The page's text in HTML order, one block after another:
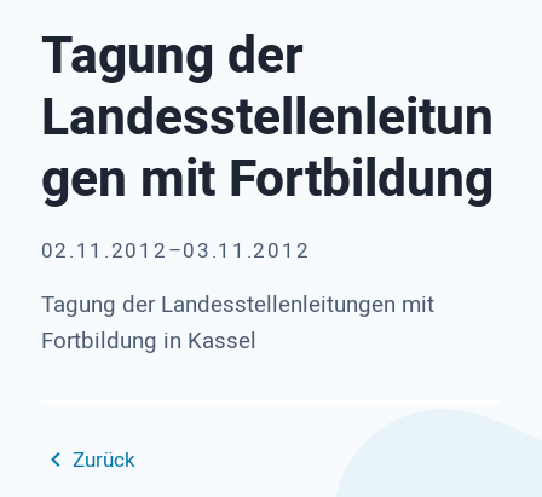
Tagung der
Landesstellenleitun
gen mit Fortbildung
02.11.2012–03.11.2012
Tagung der Landesstellenleitungen mit
Fortbildung in Kassel
Zurück